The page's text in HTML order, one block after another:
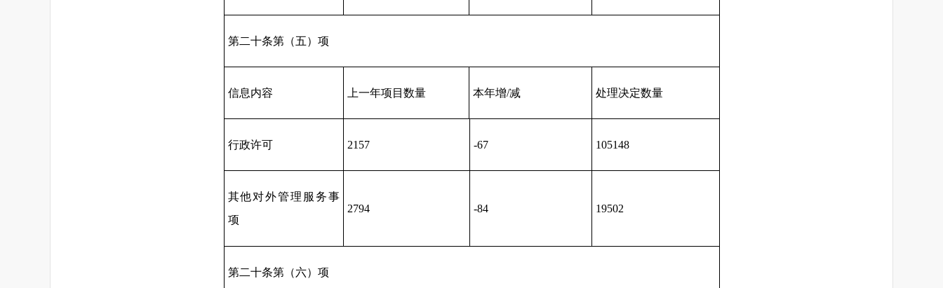
第二十条第（五）项
信息内容 上一年项目数量 本年增/减 处理决定数量
行政许可 2157 -67 105148
其他对外管理服务事
项
2794 -84 19502
第二十条第（六）项